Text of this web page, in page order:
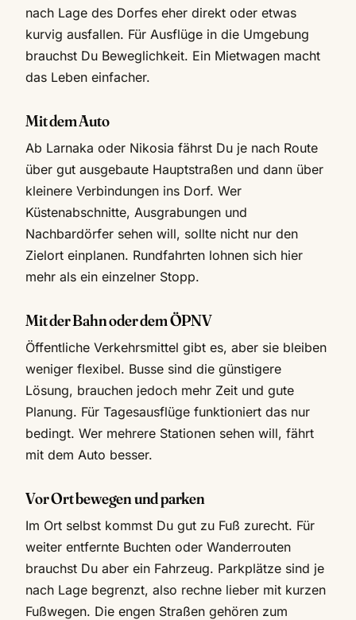
nach Lage des Dorfes eher direkt oder etwas
kurvig ausfallen. Für Ausflüge in die Umgebung
brauchst Du Beweglichkeit. Ein Mietwagen macht
das Leben einfacher.
Mit dem Auto
Ab Larnaka oder Nikosia fährst Du je nach Route
über gut ausgebaute Hauptstraßen und dann über
kleinere Verbindungen ins Dorf. Wer
Küstenabschnitte, Ausgrabungen und
Nachbardörfer sehen will, sollte nicht nur den
Zielort einplanen. Rundfahrten lohnen sich hier
mehr als ein einzelner Stopp.
Mit der Bahn oder dem ÖPNV
Öffentliche Verkehrsmittel gibt es, aber sie bleiben
weniger flexibel. Busse sind die günstigere
Lösung, brauchen jedoch mehr Zeit und gute
Planung. Für Tagesausflüge funktioniert das nur
bedingt. Wer mehrere Stationen sehen will, fährt
mit dem Auto besser.
Vor Ort bewegen und parken
Im Ort selbst kommst Du gut zu Fuß zurecht. Für
weiter entfernte Buchten oder Wanderrouten
brauchst Du aber ein Fahrzeug. Parkplätze sind je
nach Lage begrenzt, also rechne lieber mit kurzen
Fußwegen. Die engen Straßen gehören zum